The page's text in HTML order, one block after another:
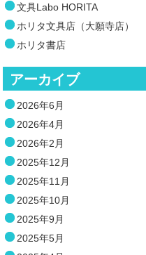
文具Labo HORITA
ホリタ文具店（大願寺店）
ホリタ書店
アーカイブ
2026年6月
2026年4月
2026年2月
2025年12月
2025年11月
2025年10月
2025年9月
2025年5月